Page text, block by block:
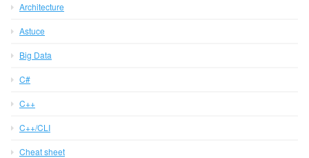
Architecture
Astuce
Big Data
C#
C++
C++/CLI
Cheat sheet